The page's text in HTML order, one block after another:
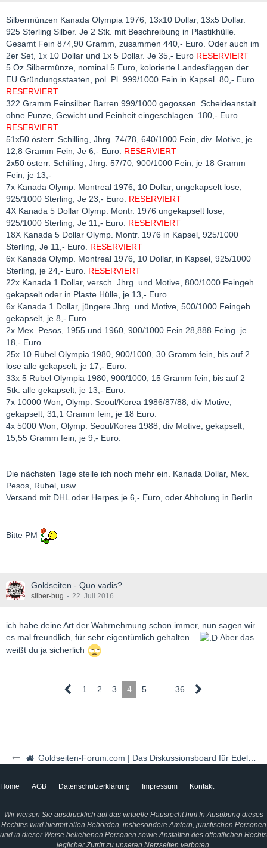
Goldseiten-Forum.com | Das Diskussionsboard für Edelmetalle & Rohstoffe
Silbermünzen Kanada Olympia 1976, 13x10 Dollar, 13x5 Dollar.
925 Sterling Silber. Je 2 Stk. mit Beschreibung in Plastikhülle.
Gesamt Fein 874,90 Gramm, zusammen 440,- Euro. Oder auch im
2er Set, 1x 10 Dollar und 1x 5 Dollar. Je 35,- Euro RESERVIERT
5 Oz Silbermünze, nominal 5 Euro, kolorierte Landesflaggen der
EU Gründungsstaaten, pol. Pl. 999/1000 Fein in Kapsel. 80,- Euro.
RESERVIERT
322 Gramm Feinsilber Barren 999/1000 gegossen. Scheideanstalt
ohne Punze, Gewicht und Feinheit eingeschlagen. 180,- Euro.
RESERVIERT
51x50 österr. Schilling, Jhrg. 74/78, 640/1000 Fein, div. Motive, je
12,8 Gramm Fein, Je 6,- Euro. RESERVIERT
2x50 österr. Schilling, Jhrg. 57/70, 900/1000 Fein, je 18 Gramm
Fein, je 13,-
7x Kanada Olymp. Montreal 1976, 10 Dollar, ungekapselt lose,
925/1000 Sterling, Je 23,- Euro. RESERVIERT
4X Kanada 5 Dollar Olymp. Montr. 1976 ungekapselt lose,
925/1000 Sterling, Je 11,- Euro. RESERVIERT
18X Kanada 5 Dollar Olymp. Montr. 1976 in Kapsel, 925/1000
Sterling, Je 11,- Euro. RESERVIERT
6x Kanada Olymp. Montreal 1976, 10 Dollar, in Kapsel, 925/1000
Sterling, je 24,- Euro. RESERVIERT
22x Kanada 1 Dollar, versch. Jhrg. und Motive, 800/1000 Feingeh.
gekapselt oder in Plaste Hülle, je 13,- Euro.
6x Kanada 1 Dollar, jüngere Jhrg. und Motive, 500/1000 Feingeh.
gekapselt, je 8,- Euro.
2x Mex. Pesos, 1955 und 1960, 900/1000 Fein 28,888 Feing. je
18,- Euro.
25x 10 Rubel Olympia 1980, 900/1000, 30 Gramm fein, bis auf 2
lose alle gekapselt, je 17,- Euro.
33x 5 Rubel Olympia 1980, 900/1000, 15 Gramm fein, bis auf 2
Stk. alle gekapselt, je 13,- Euro.
7x 10000 Won, Olymp. Seoul/Korea 1986/87/88, div Motive,
gekapselt, 31,1 Gramm fein, je 18 Euro.
4x 5000 Won, Olymp. Seoul/Korea 1988, div Motive, gekapselt,
15,55 Gramm fein, je 9,- Euro.
Die nächsten Tage stelle ich noch mehr ein. Kanada Dollar, Mex.
Pesos, Rubel, usw.
Versand mit DHL oder Herpes je 6,- Euro, oder Abholung in Berlin.
Bitte PM
Goldseiten - Quo vadis?
silber-bug 22. Juli 2016
ich habe deine Art der Wahrnehmung schon immer, nun sagen wir
es mal freundlich, für sehr eigentümlich gehalten...
Aber das
weißt du ja sicherlich
1 2 3 4 5 … 36
Home AGB Datenschutzerklärung Impressum Kontakt
Wir weisen Sie ausdrücklich auf das virtuelle Hausrecht hin! In Ausübung dieses
Rechtes wird hiermit allen Behörden, insbesondere Ämtern, juristischen Personen
und in dieser Weise beliehenen Personen sowie Anstalten des öffentlichen Rechts
jeglicher Zutritt zu unseren Netzseiten verboten.